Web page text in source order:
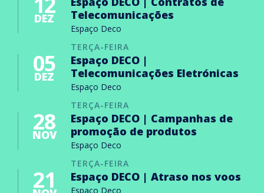
DEZ
Telecomunicações
Espaço Deco
TERÇA-FEIRA
05
DEZ
Espaço DECO |
Telecomunicações Eletrónicas
Espaço Deco
TERÇA-FEIRA
28
NOV
Espaço DECO | Campanhas de
promoção de produtos
Espaço Deco
TERÇA-FEIRA
21 Espaço DECO | Atraso nos voos
Espaço Deco